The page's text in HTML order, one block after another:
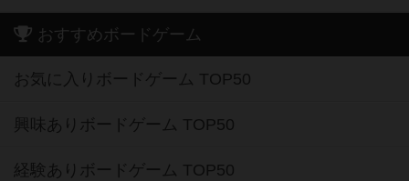
おすすめボードゲーム
お気に入りボードゲーム TOP50
興味ありボードゲーム TOP50
経験ありボードゲーム TOP50